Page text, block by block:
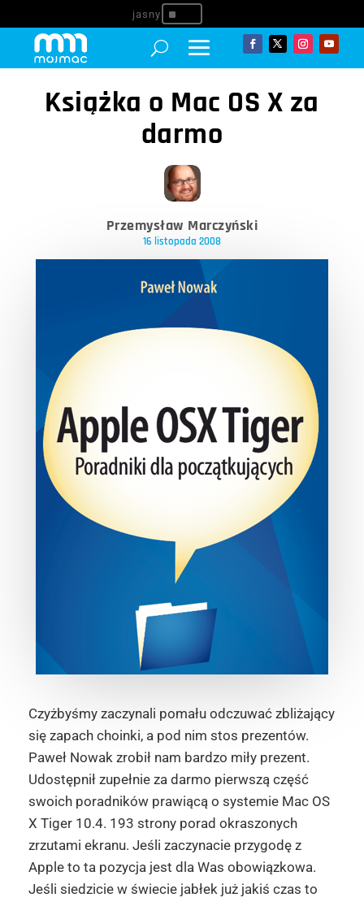
^
Książka o Mac OS X za
darmo
Przemysław Marczyński
16 listopada 2008
Czyżbyśmy zaczynali pomału odczuwać zbliżający
się zapach choinki, a pod nim stos prezentów.
Paweł Nowak zrobił nam bardzo miły prezent.
Udostępnił zupełnie za darmo pierwszą część
swoich poradników prawiącą o systemie Mac OS
X Tiger 10.4. 193 strony porad okraszonych
zrzutami ekranu. Jeśli zaczynacie przygodę z
Apple to ta pozycja jest dla Was obowiązkowa.
Jeśli siedzicie w świecie jabłek już jakiś czas to